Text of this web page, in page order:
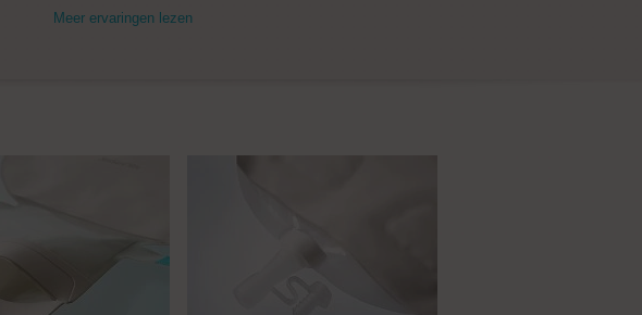
Meer ervaringen lezen